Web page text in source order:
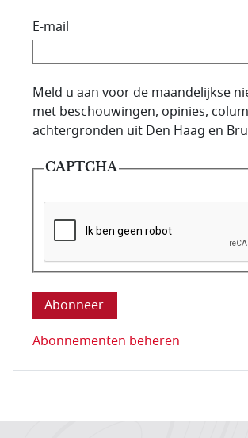
E-mail
E-mailadres van de abonnee.
Meld u aan voor de maandelijkse
met beschouwingen, opinies,
achtergronden uit Den Haag en
CAPTCHA
Deze vraag is om te controleren
Abonnementen beheren